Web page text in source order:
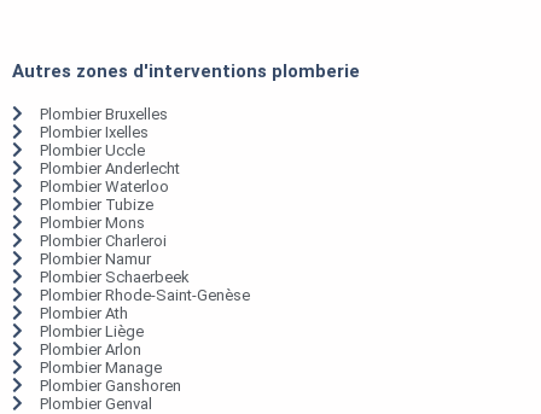
Autres zones d'interventions plomberie
Plombier Bruxelles
Plombier Ixelles
Plombier Uccle
Plombier Anderlecht
Plombier Waterloo
Plombier Tubize
Plombier Mons
Plombier Charleroi
Plombier Namur
Plombier Schaerbeek
Plombier Rhode-Saint-Genèse
Plombier Ath
Plombier Liège
Plombier Arlon
Plombier Manage
Plombier Ganshoren
Plombier Genval